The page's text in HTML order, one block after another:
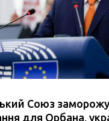
Союз
для Орбана,